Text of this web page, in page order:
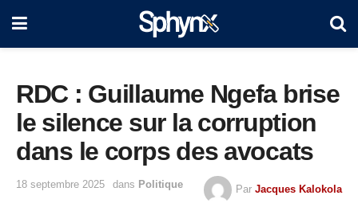
RDC : Guillaume Ngefa brise
le silence sur la corruption
dans le corps des avocats
18 septembre 2025 dans Politique Par Jacques Kalokola